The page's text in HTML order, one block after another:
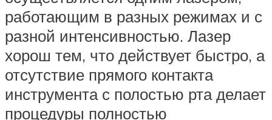
работающим в разных режимах и с
разной интенсивностью. Лазер
хорош тем, что действует быстро, а
отсутствие прямого контакта
инструмента с полостью рта делает
процедуры полностью